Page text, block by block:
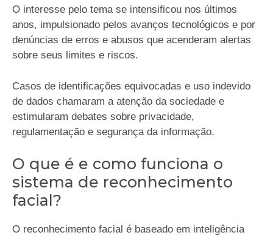
O interesse pelo tema se intensificou nos últimos
anos, impulsionado pelos avanços tecnológicos e por
denúncias de erros e abusos que acenderam alertas
sobre seus limites e riscos.
Casos de identificações equivocadas e uso indevido
de dados chamaram a atenção da sociedade e
estimularam debates sobre privacidade,
regulamentação e segurança da informação.
O que é e como funciona o
sistema de reconhecimento
facial?
O reconhecimento facial é baseado em inteligência